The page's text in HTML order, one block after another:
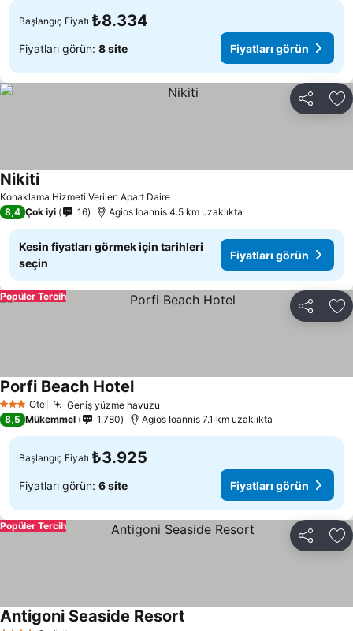
Başlangıç Fiyatı ₺8.334
Fiyatları görün: 8 site Fiyatları görün
Paylaş
Konaklama Hizmeti Verilen Apart Daire
NikitiFiyatları görün
8,4 Çok iyi 16 Agios Ioannis 4.5 km uzaklıkta
Kesin fiyatları görmek için tarihleri
seçin
Fiyatları görün
Paylaş
Popüler Tercih
3 YıldızOtel Geniş yüzme havuzu
Porfi Beach HotelFiyatları görün
8,5 Mükemmel 1.780 Agios Ioannis 7.1 km uzaklıkta
Başlangıç Fiyatı ₺3.925
Fiyatları görün: 6 site Fiyatları görün
Paylaş
Popüler Tercih
Antigoni Seaside Resort